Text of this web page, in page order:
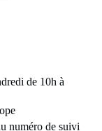
de 10h à
numéro de suivi